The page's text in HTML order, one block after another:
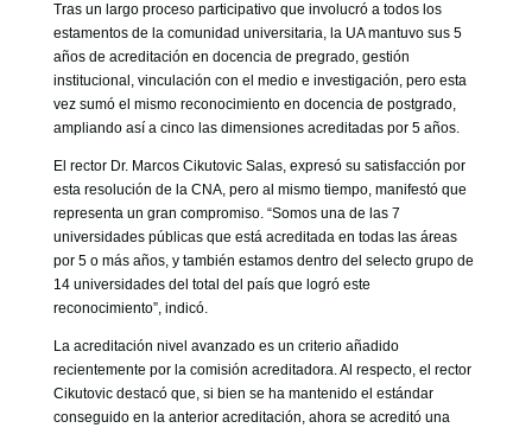
Tras un largo proceso participativo que involucró a todos los
estamentos de la comunidad universitaria, la UA mantuvo sus 5
años de acreditación en docencia de pregrado, gestión
institucional, vinculación con el medio e investigación, pero esta
vez sumó el mismo reconocimiento en docencia de postgrado,
ampliando así a cinco las dimensiones acreditadas por 5 años.
El rector Dr. Marcos Cikutovic Salas, expresó su satisfacción por
esta resolución de la CNA, pero al mismo tiempo, manifestó que
representa un gran compromiso. “Somos una de las 7
universidades públicas que está acreditada en todas las áreas
por 5 o más años, y también estamos dentro del selecto grupo de
14 universidades del total del país que logró este
reconocimiento”, indicó.
La acreditación nivel avanzado es un criterio añadido
recientemente por la comisión acreditadora. Al respecto, el rector
Cikutovic destacó que, si bien se ha mantenido el estándar
conseguido en la anterior acreditación, ahora se acreditó una